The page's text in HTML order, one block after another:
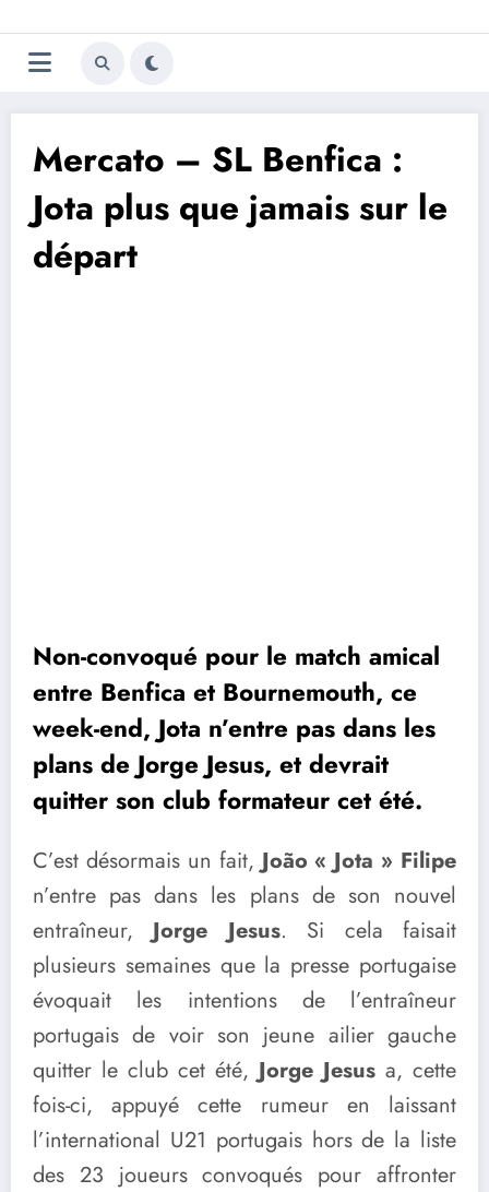
au
contenu
Trivela
L'actualité du football
Mercato – SL Benfica :
Jota plus que jamais sur le
départ
Non-convoqué pour le match amical
entre Benfica et Bournemouth, ce
week-end, Jota n’entre pas dans les
plans de Jorge Jesus, et devrait
quitter son club formateur cet été.
C’est désormais un fait,João « Jota » Filipe
n’entre pas dans les plans de son nouvel
entraîneur,Jorge Jesus. Si cela faisait
plusieurs semaines que la presse portugaise
évoquait les intentions de l’entraîneur
portugais de voir son jeune ailier gauche
quitter le club cet été,Jorge Jesus a, cette
fois-ci, appuyé cette rumeur en laissant
l’international U21 portugais hors de la liste
des 23 joueurs convoqués pour affronter